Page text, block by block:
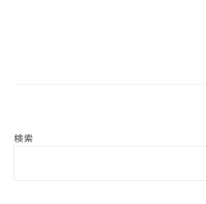
検索